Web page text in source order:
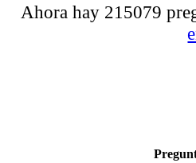
Ahora hay 215079